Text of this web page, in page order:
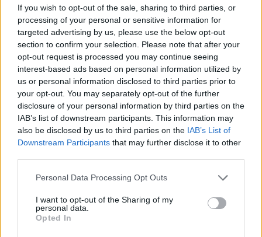
If you wish to opt-out of the sale, sharing to third parties, or
processing of your personal or sensitive information for
targeted advertising by us, please use the below opt-out
section to confirm your selection. Please note that after your
opt-out request is processed you may continue seeing
interest-based ads based on personal information utilized by
us or personal information disclosed to third parties prior to
your opt-out. You may separately opt-out of the further
disclosure of your personal information by third parties on the
IAB’s list of downstream participants. This information may
also be disclosed by us to third parties on the IAB’s List of
Downstream Participants that may further disclose it to other
Personal Data Processing Opt Outs
I want to opt-out of the Sharing of my
personal data.
Opted In
πειραματόζωα, όπως τα ποντίκια, θα
μπορούσαν στο μέλλον να εφαρμοστούν και
στον άνθρωπο. Οι ερευνητές εκτιμούν ότι η
βαθύτερη κατανόηση των γονιδίων που
ρυθμίζουν τη γήρανση θα μπορούσε κάποτε
να οδηγήσει σε θεραπείες που επιβραδύνουν
τη διαδικασία της γήρανσης και, κατ’
επέκταση, πολλές ασθένειες που σχετίζονται
με αυτήν.
Διαβάστε επίσης